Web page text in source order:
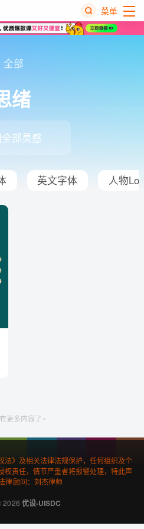
菜单
全部
绪
部灵感
英文字体 人物
更多内容了~
法》及相关法律法规保护，任何组织及个
权责任，情节严重者将报警处理，特此声
律顾问：刘杰律师
2026 优设-UISDC